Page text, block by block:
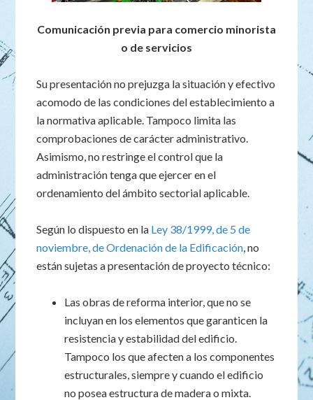
Comunicación previa para comercio minorista
o de servicios
Su presentación no prejuzga la situación y efectivo
acomodo de las condiciones del establecimiento a
la normativa aplicable. Tampoco limita las
comprobaciones de carácter administrativo.
Asimismo, no restringe el control que la
administración tenga que ejercer en el
ordenamiento del ámbito sectorial aplicable.
Según lo dispuesto en la Ley 38/1999, de 5 de
noviembre, de Ordenación de la Edificación, no
están sujetas a presentación de proyecto técnico:
Las obras de reforma interior, que no se
incluyan en los elementos que garanticen la
resistencia y estabilidad del edificio.
Tampoco los que afecten a los componentes
estructurales, siempre y cuando el edificio
no posea estructura de madera o mixta.